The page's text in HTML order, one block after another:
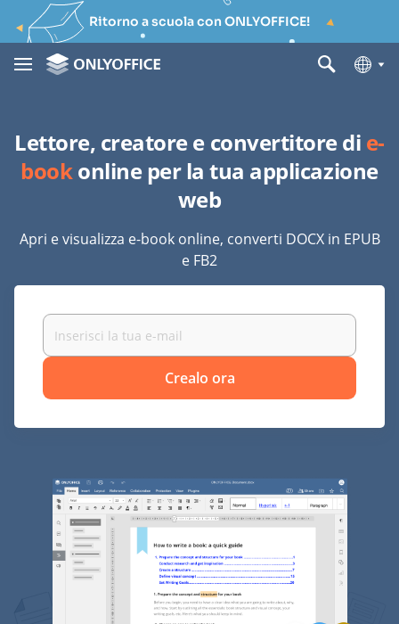
Ritorno a scuola con ONLYOFFICE!
Lettore, creatore e convertitore di e-
bookonline per la tua applicazione
web
Apri e visualizza e-book online, converti DOCX in EPUB
e FB2
Crealo ora